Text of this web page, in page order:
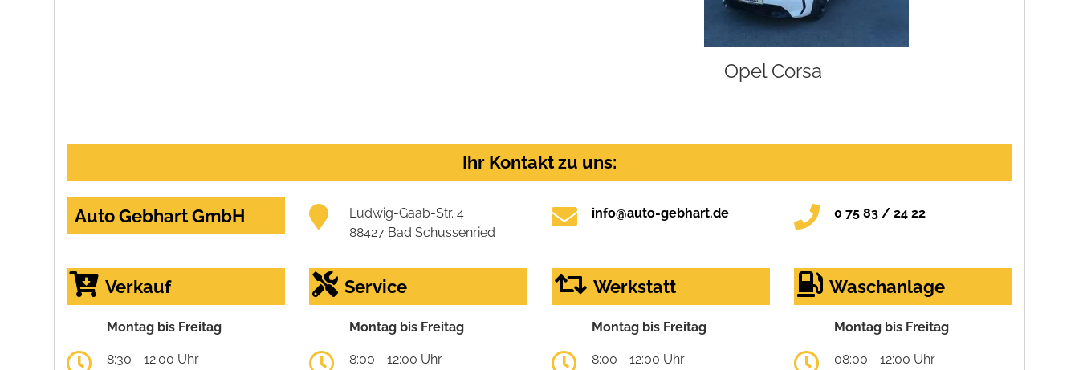
Opel Corsa
Ihr Kontakt zu uns:
Auto Gebhart GmbH
Ludwig-Gaab-Str. 4
88427 Bad Schussenried
info@auto-gebhart.de 0 75 83 / 24 22
Verkauf
Montag bis Freitag
8:30 - 12:00 Uhr
Service
Montag bis Freitag
8:00 - 12:00 Uhr
Werkstatt
Montag bis Freitag
8:00 - 12:00 Uhr
Waschanlage
Montag bis Freitag
08:00 - 12:00 Uhr